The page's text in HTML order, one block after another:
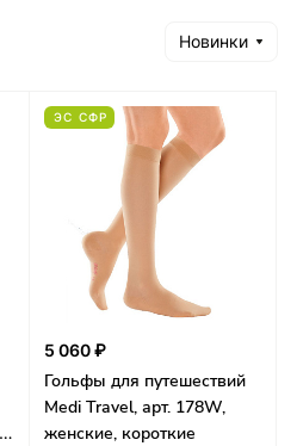
Новинки
ЭС СФР
5 060 ₽
Гольфы для путешествий
Medi Travel, арт. 178W,
женские, короткие